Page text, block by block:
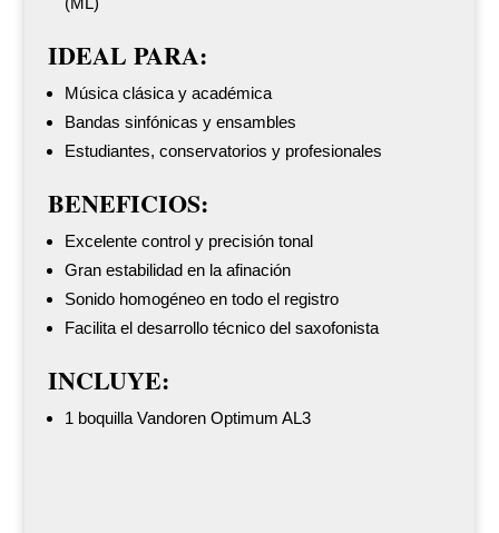
IDEAL PARA:
Música clásica y académica
Bandas sinfónicas y ensambles
Estudiantes, conservatorios y profesionales
BENEFICIOS:
Excelente control y precisión tonal
Gran estabilidad en la afinación
Sonido homogéneo en todo el registro
Facilita el desarrollo técnico del saxofonista
INCLUYE:
1 boquilla Vandoren Optimum AL3